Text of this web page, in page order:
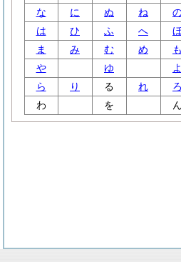
な
に ぬ ね
は
ひ ふ へ
ほ
ま
み む め
も
や
ゆ
よ
ら
り る れ
ろ
わ
を ん